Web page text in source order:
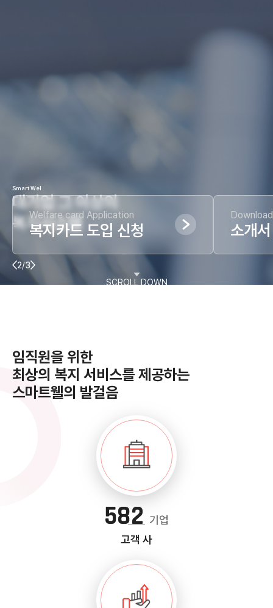
Smart Wel
대기업 그 이상의
복지시스템
2/3
SCROLL DOWN
Welfare card Application
복지카드 도입 신청 소개
임직원을 위한
최상의 복지 서비스를 제공하는
스마트웰의 발걸음
582 기업
고객 사